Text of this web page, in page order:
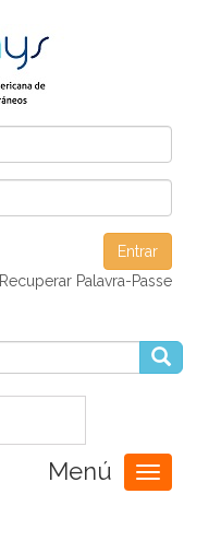
Entrar
Recuperar Palavra-Passe
Menú
Toggle
navigation